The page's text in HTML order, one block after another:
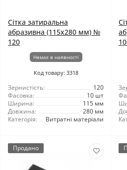
Сітка затиральна
абразивна (115x280 мм) №
120
Немає в наявності
Код товару: 3318
Зернистість:
120
Фасовка:
10 шт
Ширина:
115 мм
Довжина:
280 мм
Категорія:
Витратні матеріали
Продано